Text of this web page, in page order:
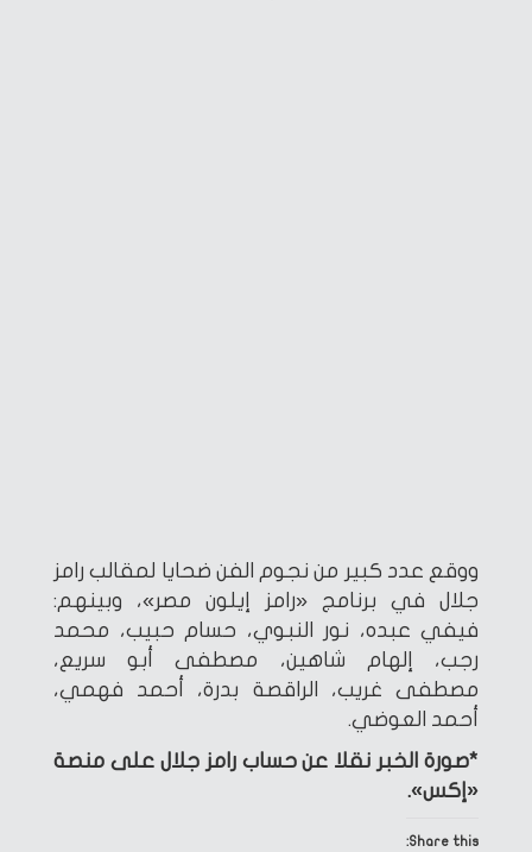
ووقع عدد كبير من نجوم الفن ضحايا لمقالب رامز
جلال في برنامج «رامز إيلون مصر»، وبينهم:
فيفي عبده، نور النبوي، حسام حبيب، محمد
رجب، إلهام شاهين، مصطفى أبو سريع،
مصطفى غريب، الراقصة بدرة، أحمد فهمي،
أحمد العوضي.
*صورة الخبر نقلا عن حساب رامز جلال على منصة
«إكس».
Share this: